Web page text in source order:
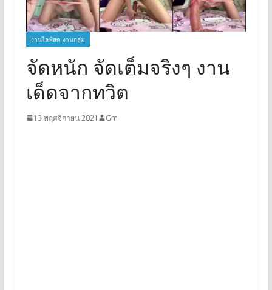
งานไลฟ์สด งานกลุ่ม
จัดหนัก จัดเต็มจริงๆ งาน
เด็ดจากทวิต
13 พฤศจิกายน 2021 Gm